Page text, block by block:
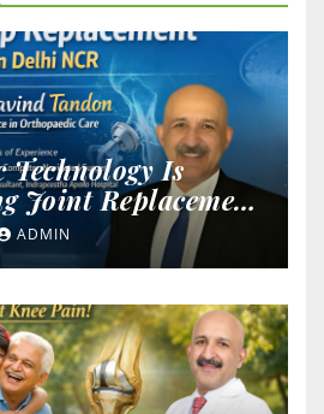
Technology Is
Joint Replacement
ADMIN